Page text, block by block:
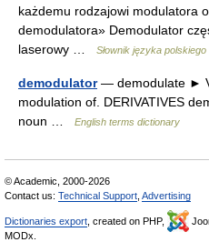
każdemu rodzajowi modulatora
demodulatora» Demodulator
laserowy …
Słownik języka polskiego
demodulator— demodulate ►
modulation of. DERIVATIVES
noun …
English terms dictionary
© Academic, 2000-2026
Contact us: Technical Support Advertising
Dictionaries export , created on PHP,
MODx.